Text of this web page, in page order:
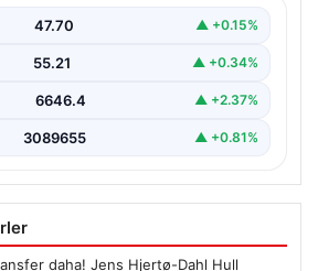
47.70 ▲ +0.15%
55.21 ▲ +0.34%
6646.4 ▲ +2.37%
3089655 ▲ +0.81%
daha! Jens Hjertø-Dahl Hull